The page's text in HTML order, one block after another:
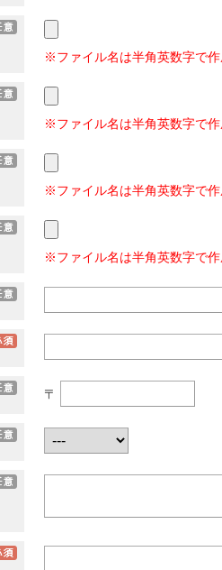
※ファイル名は半角英数字で
※ファイル名は半角英数字で
※ファイル名は半角英数字で
※ファイル名は半角英数字で
〒